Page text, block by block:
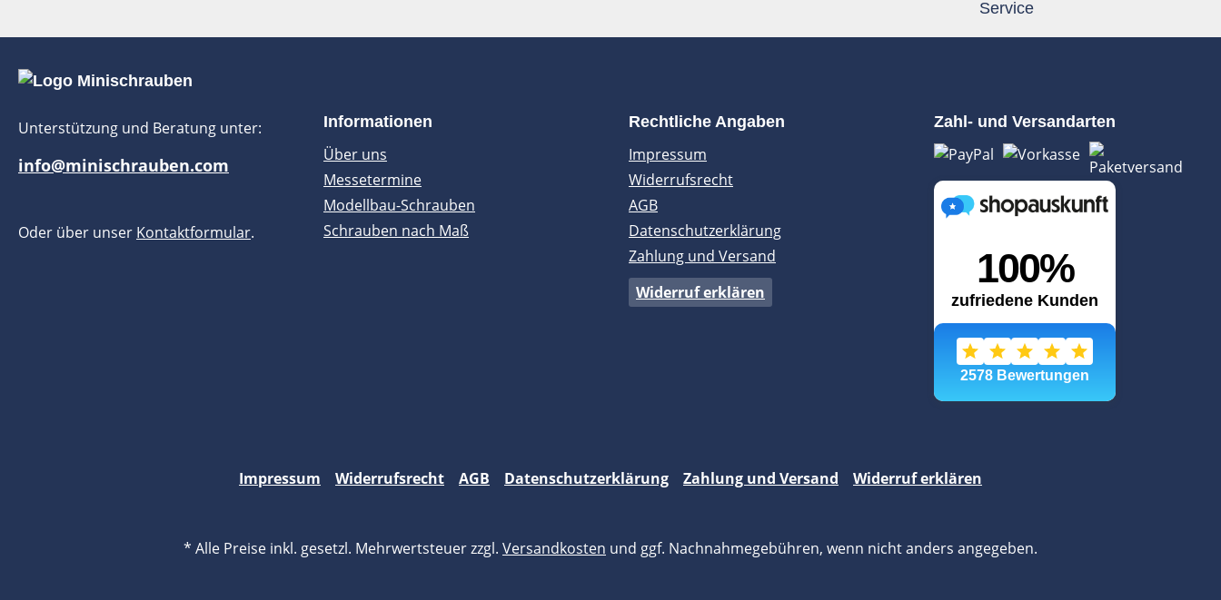
Service
Unterstützung und Beratung unter:
info@minischrauben.com
Oder über unser Kontaktformular.
Informationen
Über uns
Messetermine
Modellbau-Schrauben
Schrauben nach Maß
Rechtliche Angaben
Impressum
Widerrufsrecht
AGB
Datenschutzerklärung
Zahlung und Versand
Widerruf erklären
Zahl- und Versandarten
Impressum Widerrufsrecht AGB Datenschutzerklärung Zahlung und Versand Widerruf erklären
* Alle Preise inkl. gesetzl. Mehrwertsteuer zzgl. Versandkosten und ggf. Nachnahmegebühren, wenn nicht anders angegeben.